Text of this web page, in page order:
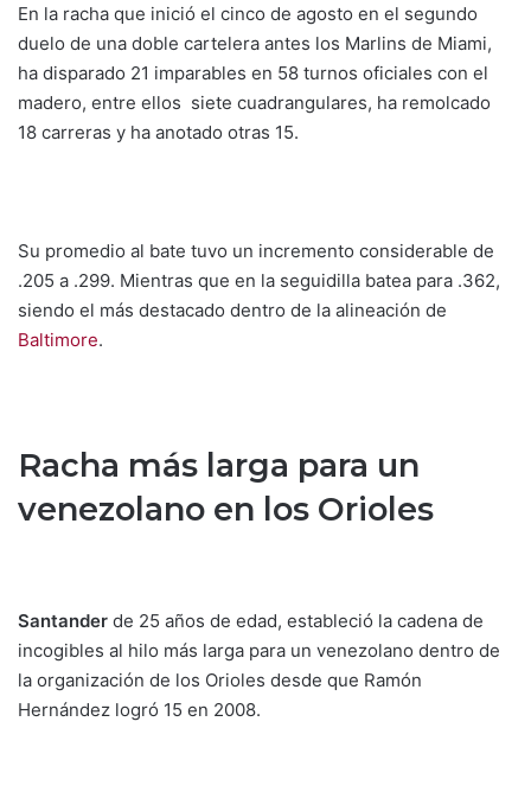
En la racha que inició el cinco de agosto en el segundo
duelo de una doble cartelera antes los Marlins de Miami,
ha disparado 21 imparables en 58 turnos oficiales con el
madero, entre ellos siete cuadrangulares, ha remolcado
18 carreras y ha anotado otras 15.
Su promedio al bate tuvo un incremento considerable de
.205 a .299. Mientras que en la seguidilla batea para .362,
siendo el más destacado dentro de la alineación de
Baltimore.
Racha más larga para un
venezolano en los Orioles
Santander de 25 años de edad, estableció la cadena de
incogibles al hilo más larga para un venezolano dentro de
la organización de los Orioles desde que Ramón
Hernández logró 15 en 2008.